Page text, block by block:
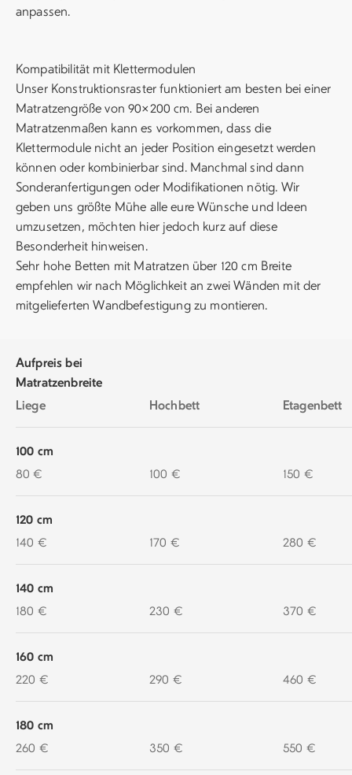
anpassen.
Kompatibilität mit Klettermodulen
Unser Konstruktionsraster funktioniert am besten bei einer
Matratzengröße von 90×200 cm. Bei anderen
Matratzenmaßen kann es vorkommen, dass die
Klettermodule nicht an jeder Position eingesetzt werden
können oder kombinierbar sind. Manchmal sind dann
Sonderanfertigungen oder Modifikationen nötig. Wir
geben uns größte Mühe alle eure Wünsche und Ideen
umzusetzen, möchten hier jedoch kurz auf diese
Besonderheit hinweisen.
Sehr hohe Betten mit Matratzen über 120 cm Breite
empfehlen wir nach Möglichkeit an zwei Wänden mit der
mitgelieferten Wandbefestigung zu montieren.
Aufpreis bei
Matratzenbreite
Liege
Hochbett Etagenbett
100 cm
80 €
100 € 150 €
120 cm
140 €
170 € 280 €
140 cm
180 €
230 € 370 €
160 cm
220 €
290 € 460 €
180 cm
260 €
350 € 550 €